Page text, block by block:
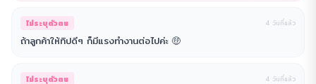
ไม่ระบุตัวตน 4 วันที่แล้ว
ถ้าลูกค้าให้ทิปดีๆ ก็มีแรงทำงานต่อไปค่ะ 🤑
ไม่ระบุตัวตน 4 วันที่แล้ว